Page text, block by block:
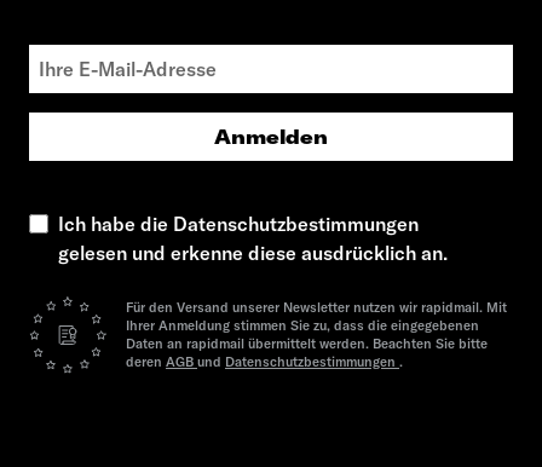
Anmelden
Ich habe die Datenschutzbestimmungen
gelesen und erkenne diese ausdrücklich an.
Für den Versand unserer Newsletter nutzen wir rapidmail. Mit
Ihrer Anmeldung stimmen Sie zu, dass die eingegebenen
Daten an rapidmail übermittelt werden. Beachten Sie bitte
deren AGB und Datenschutzbestimmungen .